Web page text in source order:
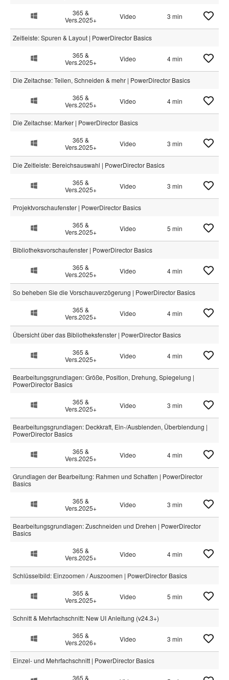
365 &
Vers.2025+
Video 3 min
Zeitleiste: Spuren & Layout | PowerDirector Basics
365 &
Vers.2025+
Video 4 min
Die Zeitachse: Teilen, Schneiden & mehr | PowerDirector Basics
365 &
Vers.2025+
Video 4 min
Die Zeitachse: Marker | PowerDirector Basics
365 &
Vers.2025+
Video 3 min
Die Zeitleiste: Bereichsauswahl | PowerDirector Basics
365 &
Vers.2025+
Video 3 min
Projektvorschaufenster | PowerDirector Basics
365 &
Vers.2025+
Video 5 min
Bibliotheksvorschaufenster | PowerDirector Basics
365 &
Vers.2025+
Video 4 min
So beheben Sie die Vorschauverzögerung | PowerDirector Basics
365 &
Vers.2025+
Video 4 min
Übersicht über das Bibliotheksfenster | PowerDirector Basics
365 &
Vers.2025+
Video 4 min
Bearbeitungsgrundlagen: Größe, Position, Drehung, Spiegelung |
PowerDirector Basics
365 &
Vers.2025+
Video 3 min
Bearbeitungsgrundlagen: Deckkraft, Ein-/Ausblenden, Überblendung |
PowerDirector Basics
365 &
Vers.2025+
Video 4 min
Grundlagen der Bearbeitung: Rahmen und Schatten | PowerDirector
Basics
365 &
Vers.2025+
Video 3 min
Bearbeitungsgrundlagen: Zuschneiden und Drehen | PowerDirector
Basics
365 &
Vers.2025+
Video 4 min
Schlüsselbild: Einzoomen / Auszoomen | PowerDirector Basics
365 &
Vers.2025+
Video 5 min
Schnitt & Mehrfachschnitt: New UI Anleitung (v24.3+)
365 &
Vers.2026+
Video 3 min
Einzel- und Mehrfachschnitt | PowerDirector Basics
365 &